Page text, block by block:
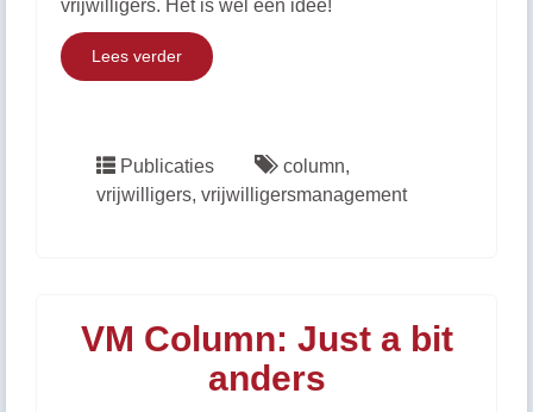
vrijwilligers. Het is wel een idee!
Lees verder
Publicaties column,
vrijwilligers, vrijwilligersmanagement
VM Column: Just a bit
anders